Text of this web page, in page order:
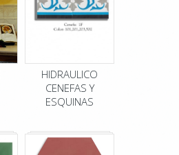
HIDRAULICO
CENEFAS Y
ESQUINAS